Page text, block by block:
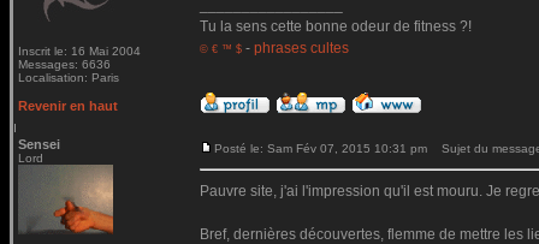
Inscrit le: 16 Mai 2004
Messages: 6636
Localisation: Paris
Tu la sens cette bonne odeur de fitness ?!
© € ™ $ - phrases cultes
Revenir en haut
Sensei
Lord
Posté le: Sam Fév 07, 2015 10:31 pm Sujet du
Pauvre site, j'ai l'impression qu'il est mouru. Je
Bref, dernières découvertes, flemme de mettre les